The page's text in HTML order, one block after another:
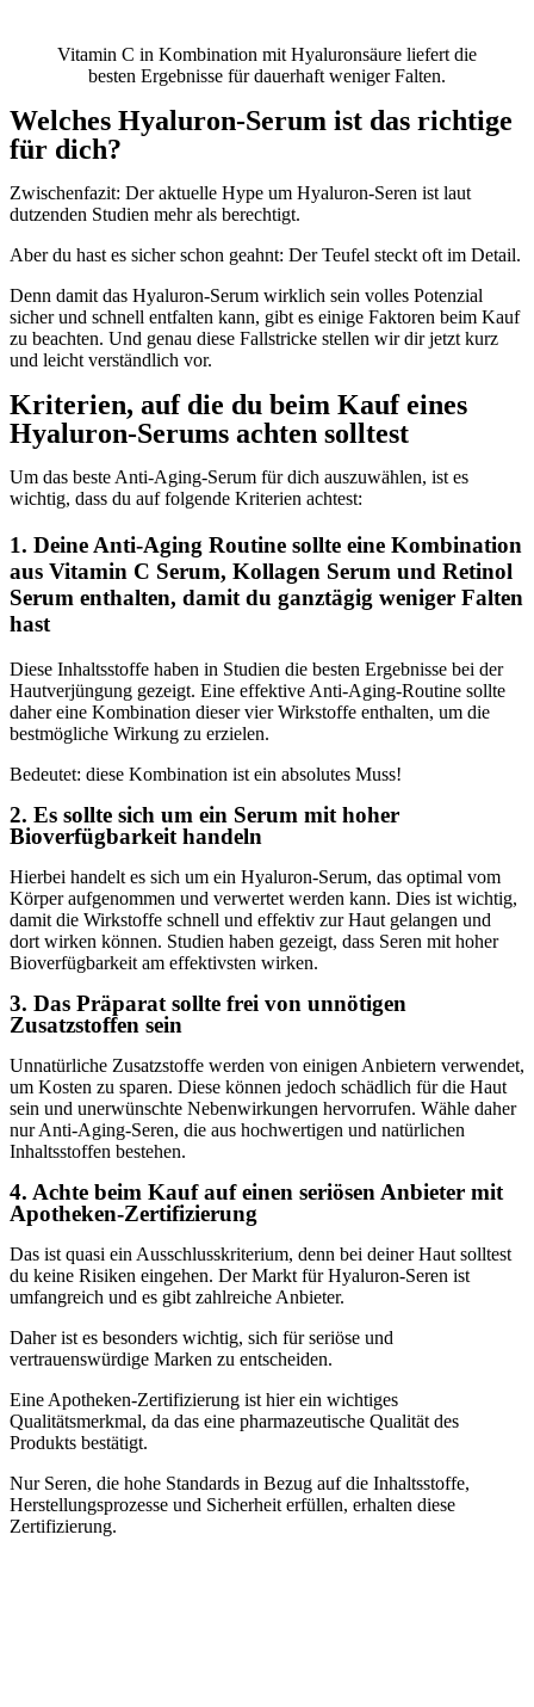
Vitamin C in Kombination mit Hyaluronsäure liefert die
besten Ergebnisse für dauerhaft weniger Falten.
Welches Hyaluron-Serum ist das richtige
für dich?
Zwischenfazit: Der aktuelle Hype um Hyaluron-Seren ist laut
dutzenden Studien mehr als berechtigt.
Aber du hast es sicher schon geahnt: Der Teufel steckt oft im Detail.
Denn damit das Hyaluron-Serum wirklich sein volles Potenzial
sicher und schnell entfalten kann, gibt es einige Faktoren beim Kauf
zu beachten. Und genau diese Fallstricke stellen wir dir jetzt kurz
und leicht verständlich vor.
Kriterien, auf die du beim Kauf eines
Hyaluron-Serums achten solltest
Um das beste Anti-Aging-Serum für dich auszuwählen, ist es
wichtig, dass du auf folgende Kriterien achtest:
1. Deine Anti-Aging Routine sollte eine Kombination
aus Vitamin C Serum, Kollagen Serum und Retinol
Serum enthalten, damit du ganztägig weniger Falten
hast
Diese Inhaltsstoffe haben in Studien die besten Ergebnisse bei der
Hautverjüngung gezeigt. Eine effektive Anti-Aging-Routine sollte
daher eine Kombination dieser vier Wirkstoffe enthalten, um die
bestmögliche Wirkung zu erzielen.
Bedeutet: diese Kombination ist ein absolutes Muss!
2. Es sollte sich um ein Serum mit hoher
Bioverfügbarkeit handeln
Hierbei handelt es sich um ein Hyaluron-Serum, das optimal vom
Körper aufgenommen und verwertet werden kann. Dies ist wichtig,
damit die Wirkstoffe schnell und effektiv zur Haut gelangen und
dort wirken können. Studien haben gezeigt, dass Seren mit hoher
Bioverfügbarkeit am effektivsten wirken.
3. Das Präparat sollte frei von unnötigen
Zusatzstoffen sein
Unnatürliche Zusatzstoffe werden von einigen Anbietern verwendet,
um Kosten zu sparen. Diese können jedoch schädlich für die Haut
sein und unerwünschte Nebenwirkungen hervorrufen. Wähle daher
nur Anti-Aging-Seren, die aus hochwertigen und natürlichen
Inhaltsstoffen bestehen.
4. Achte beim Kauf auf einen seriösen Anbieter mit
Apotheken-Zertifizierung
Das ist quasi ein Ausschlusskriterium, denn bei deiner Haut solltest
du keine Risiken eingehen. Der Markt für Hyaluron-Seren ist
umfangreich und es gibt zahlreiche Anbieter.
Daher ist es besonders wichtig, sich für seriöse und
vertrauenswürdige Marken zu entscheiden.
Eine Apotheken-Zertifizierung ist hier ein wichtiges
Qualitätsmerkmal, da das eine pharmazeutische Qualität des
Produkts bestätigt.
Nur Seren, die hohe Standards in Bezug auf die Inhaltsstoffe,
Herstellungsprozesse und Sicherheit erfüllen, erhalten diese
Zertifizierung.